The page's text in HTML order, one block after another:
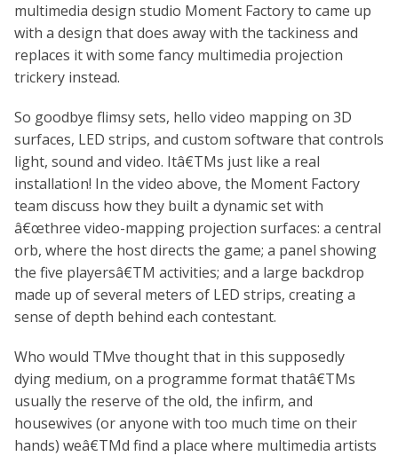
multimedia design studio Moment Factory to came up
with a design that does away with the tackiness and
replaces it with some fancy multimedia projection
trickery instead.
So goodbye flimsy sets, hello video mapping on 3D
surfaces, LED strips, and custom software that controls
light, sound and video. Itâ€TMs just like a real
installation! In the video above, the Moment Factory
team discuss how they built a dynamic set with
â€œthree video-mapping projection surfaces: a central
orb, where the host directs the game; a panel showing
the five playersâ€TM activities; and a large backdrop
made up of several meters of LED strips, creating a
sense of depth behind each contestant.
Who would TMve thought that in this supposedly
dying medium, on a programme format thatâ€TMs
usually the reserve of the old, the infirm, and
housewives (or anyone with too much time on their
hands) weâ€TMd find a place where multimedia artists